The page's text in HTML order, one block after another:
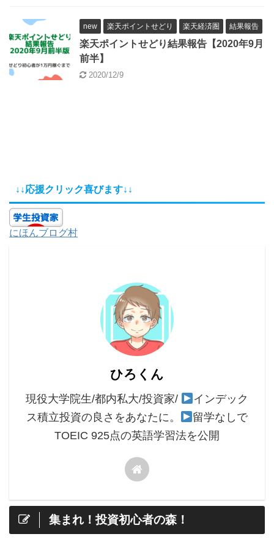
new 楽天ポイントせどり 楽天経済圏 結果報告
楽天ポイントせどり結果報告【2020年9月
前半】
2020/12/9
↓↓応援クリック喜びます↓↓
にほんブログ村
ひろくん
現役大学院生/都内私大/投資家/
インデック
ス積立投資の良さをあなたに。
留学なしで
TOEIC 925点の英語学習法を公開
集まれ！投資初心者の森！